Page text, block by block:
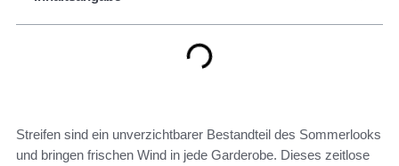
Streifen sind ein unverzichtbarer Bestandteil des Sommerlooks
und bringen frischen Wind in jede Garderobe. Dieses zeitlose